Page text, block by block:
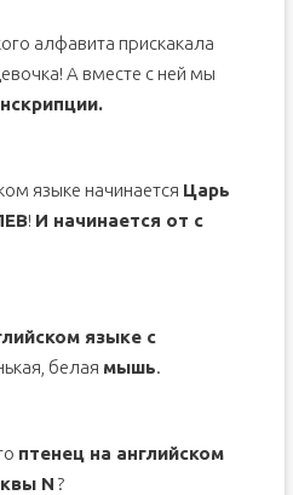
алфавита прискакала
А вместе с ней мы
языке начинается Царь
! И начинается от с
языке с
белая мышь.
птенец на английском
N ?